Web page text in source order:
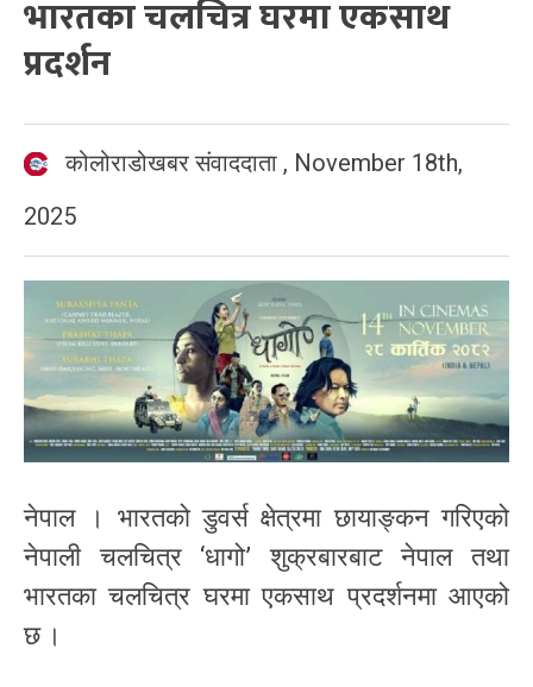
भारतका चलचित्र घरमा एकसाथ
प्रदर्शन
कोलोराडोखबर संवाददाता , November 18th,
2025
नेपाल । भारतको डुवर्स क्षेत्रमा छायाङ्कन गरिएको
नेपाली चलचित्र ‘धागो’ शुक्रबारबाट नेपाल तथा
भारतका चलचित्र घरमा एकसाथ प्रदर्शनमा आएको
छ ।